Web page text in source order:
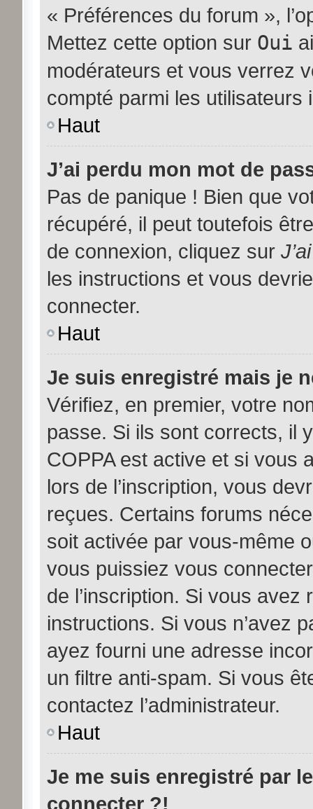
« Préférences du forum »,
Mettez cette option sur Oui
modérateurs et vous verrez
compté parmi les utilisateurs
Haut
J’ai perdu mon mot de
Pas de panique ! Bien que
récupéré, il peut toutefois
de connexion, cliquez sur
les instructions et vous
connecter.
Haut
Je suis enregistré mais je
Vérifiez, en premier, votre
passe. Si ils sont corrects, il
COPPA est active et si vous
lors de l’inscription, vous
reçues. Certains forums
soit activée par vous-même
vous puissiez vous
de l’inscription. Si vous
instructions. Si vous n’avez
ayez fourni une adresse
un filtre anti-spam. Si vous
contactez l’administrateur.
Haut
Je me suis enregistré par
connecter ?!